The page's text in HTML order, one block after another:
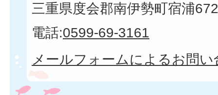
三重県度会郡南伊勢町宿浦
電話:0599-69-3161
メールフォームによるお問い